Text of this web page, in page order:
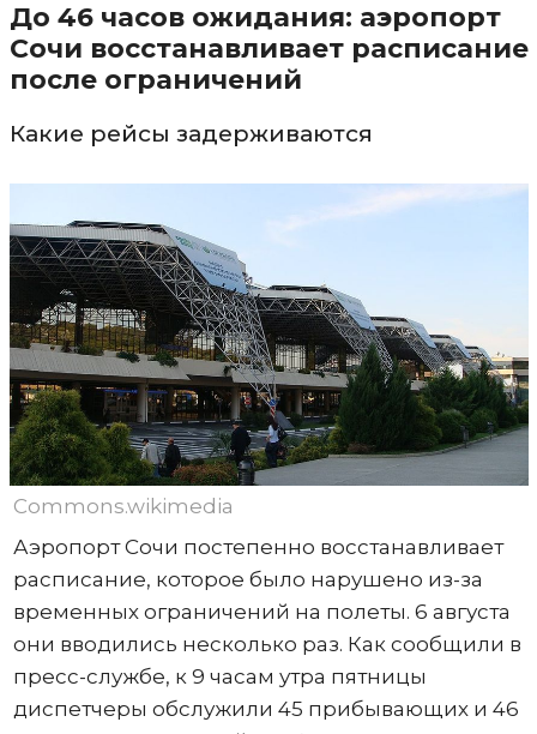
До 46 часов ожидания: аэропорт
Сочи восстанавливает расписание
после ограничений
Какие рейсы задерживаются
Commons.wikimedia
Аэропорт Сочи постепенно восстанавливает
расписание, которое было нарушено из-за
временных ограничений на полеты. 6 августа
они вводились несколько раз. Как сообщили в
пресс-службе, к 9 часам утра пятницы
диспетчеры обслужили 45 прибывающих и 46